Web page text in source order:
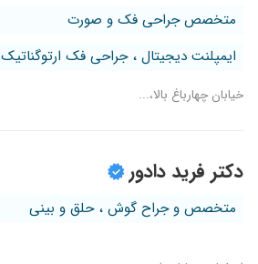
متخصص جراحی فک و صورت
ایمپلنت دیجیتال ، جراحی فک ارتوگناتیک
خیابان چهارباغ بالا،...
دکتر فرید دادور
متخصص و جراح گوش ، حلق و بینی